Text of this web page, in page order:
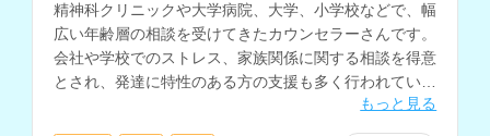
精神科クリニックや大学病院、大学、小学校などで、幅
広い年齢層の相談を受けてきたカウンセラーさんです。
会社や学校でのストレス、家族関係に関する相談を得意
とされ、発達に特性のある方の支援も多く行われていま
もっと見る